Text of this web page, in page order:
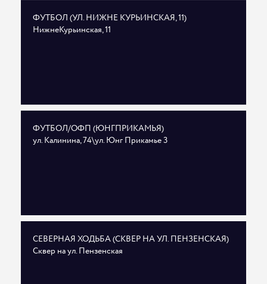
ФУТБОЛ (УЛ. НИЖНЕ КУРЬИНСКАЯ, 11)
НижнеКурьинская, 11
ФУТБОЛ/ОФП (ЮНГПРИКАМЬЯ)
ул. Калинина, 74\ул. Юнг Прикамье 3
СЕВЕРНАЯ ХОДЬБА (СКВЕР НА УЛ. ПЕНЗЕНСКАЯ)
Сквер на ул. Пензенская